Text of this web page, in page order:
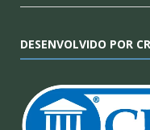
DESENVOLVIDO POR